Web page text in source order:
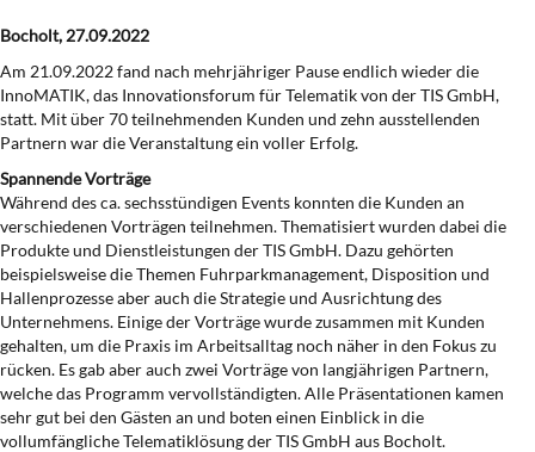
Bocholt, 27.09.2022
Am 21.09.2022 fand nach mehrjähriger Pause endlich wieder die
InnoMATIK, das Innovationsforum für Telematik von der TIS GmbH,
statt. Mit über 70 teilnehmenden Kunden und zehn ausstellenden
Partnern war die Veranstaltung ein voller Erfolg.
Spannende Vorträge
Während des ca. sechsstündigen Events konnten die Kunden an
verschiedenen Vorträgen teilnehmen. Thematisiert wurden dabei die
Produkte und Dienstleistungen der TIS GmbH. Dazu gehörten
beispielsweise die Themen Fuhrparkmanagement, Disposition und
Hallenprozesse aber auch die Strategie und Ausrichtung des
Unternehmens. Einige der Vorträge wurde zusammen mit Kunden
gehalten, um die Praxis im Arbeitsalltag noch näher in den Fokus zu
rücken. Es gab aber auch zwei Vorträge von langjährigen Partnern,
welche das Programm vervollständigten. Alle Präsentationen kamen
sehr gut bei den Gästen an und boten einen Einblick in die
vollumfängliche Telematiklösung der TIS GmbH aus Bocholt.